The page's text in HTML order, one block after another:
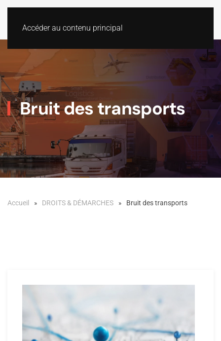
Accéder au contenu principal
Bruit des transports
Accueil DROITS & DÉMARCHES Bruit des transports